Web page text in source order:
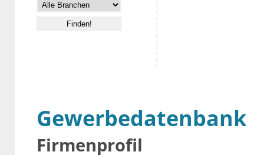
Gewerbedatenbank
Firmenprofil